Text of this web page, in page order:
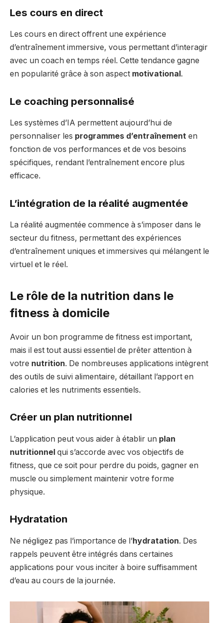
Les cours en direct
Les cours en direct offrent une expérience
d’entraînement immersive, vous permettant d’interagir
avec un coach en temps réel. Cette tendance gagne
en popularité grâce à son aspect motivational .
Le coaching personnalisé
Les systèmes d’IA permettent aujourd’hui de
personnaliser les programmes d’entraînement en
fonction de vos performances et de vos besoins
spécifiques, rendant l’entraînement encore plus
efficace.
L’intégration de la réalité augmentée
La réalité augmentée commence à s’imposer dans le
secteur du fitness, permettant des expériences
d’entraînement uniques et immersives qui mélangent le
virtuel et le réel.
Le rôle de la nutrition dans le
fitness à domicile
Avoir un bon programme de fitness est important,
mais il est tout aussi essentiel de prêter attention à
votre nutrition. De nombreuses applications intègrent
des outils de suivi alimentaire, détaillant l’apport en
calories et les nutriments essentiels.
Créer un plan nutritionnel
L’application peut vous aider à établir un plan
nutritionnel qui s’accorde avec vos objectifs de
fitness, que ce soit pour perdre du poids, gagner en
muscle ou simplement maintenir votre forme
physique.
Hydratation
Ne négligez pas l’importance de l’hydratation. Des
rappels peuvent être intégrés dans certaines
applications pour vous inciter à boire suffisamment
d’eau au cours de la journée.